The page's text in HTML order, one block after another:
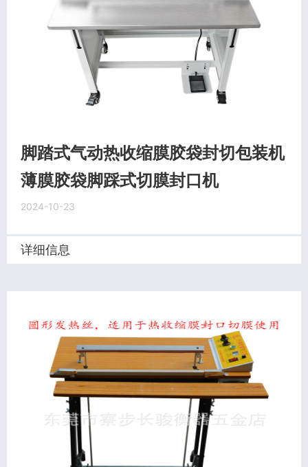
脚踏式气动热收缩膜胶袋封切包装机
薄膜胶袋脚踩式切膜封口机
2024-10-23
详细信息